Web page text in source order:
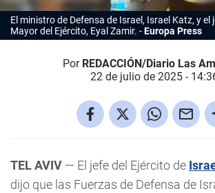
El ministro de Defensa de Israel, Israel Katz, y el
Mayor del Ejército, Eyal Zamir.
Europa Press
Por REDACCIÓN/Diario Las
22 de julio de 2025 -
TEL AVIV — El jefe del Ejército de
dijo que las Fuerzas de Defensa de